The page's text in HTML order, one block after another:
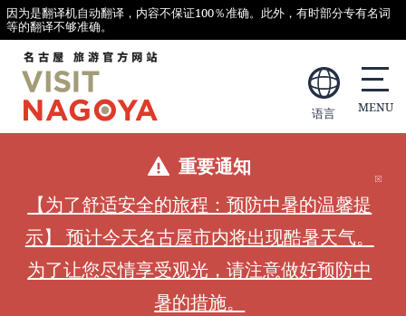
因为是翻译机自动翻译，内容不保证100％准确。此外，有时部分专有名词
等的翻译不够准确。
语言
重要通知
【为了舒适安全的旅程：预防中暑的温馨提
示】 预计今天名古屋市内将出现酷暑天气。
为了让您尽情享受观光，请注意做好预防中
暑的措施。